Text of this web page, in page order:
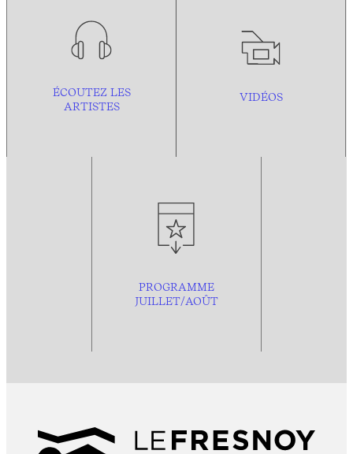
ÉCOUTEZ LES
ARTISTES
VIDÉOS
PROGRAMME
JUILLET/AOÛT